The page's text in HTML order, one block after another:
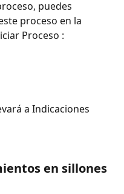
puedes
proceso en la
Proceso :
a Indicaciones
en sillones